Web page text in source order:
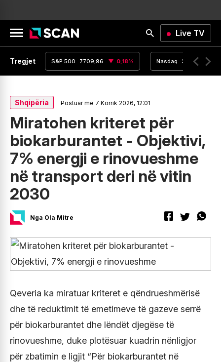
Live TV
Tregjet
0% S&P 500 7709,96 0,18% Nasdaq 26348,35
Shqipëria Postuar më 7 Korrik 2026, 12:01
Miratohen kriteret për
biokarburantet - Objektivi,
7% energji e rinovueshme
në transport deri në vitin
2030
Nga Ola Mitre
Qeveria ka miratuar kriteret e qëndrueshmërisë
dhe të reduktimit të emetimeve të gazeve serrë
për biokarburantet dhe lëndët djegëse të
rinovueshme, duke plotësuar kuadrin nënligjor
për zbatimin e ligjit “Për biokarburantet në